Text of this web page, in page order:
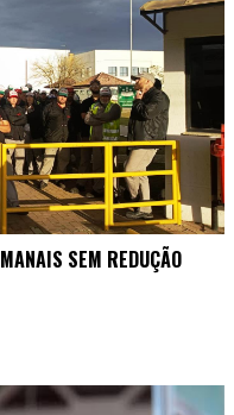
SEM REDUÇÃO